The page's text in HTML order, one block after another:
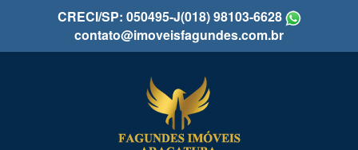
CRECI/SP: 050495-J(018) 98103-6628
contato@imoveisfagundes.com.br